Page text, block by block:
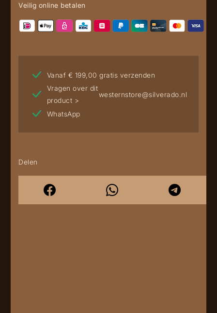
Veilig online betalen
Vanaf € 199,00 gratis verzenden
Vragen over dit
product >
westernstore@silverado.nl
WhatsApp
Delen